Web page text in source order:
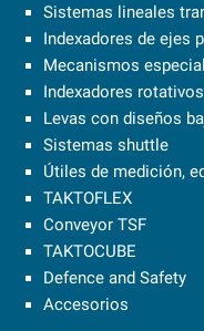
Sistemas lineales
Indexadores de ejes
Mecanismos
Indexadores rotativos
Levas con diseños
Sistemas shuttle
Útiles de medición,
TAKTOFLEX
Conveyor TSF
TAKTOCUBE
Defence and Safety
Accesorios